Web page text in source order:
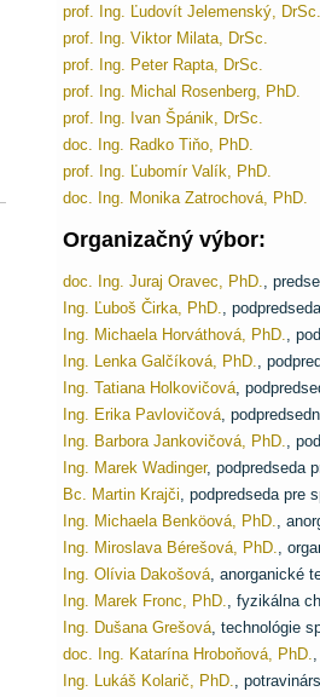
prof. Ing. Ľudovít Jelemenský, DrSc.
prof. Ing. Viktor Milata, DrSc.
prof. Ing. Peter Rapta, DrSc.
prof. Ing. Michal Rosenberg, PhD.
prof. Ing. Ivan Špánik, DrSc.
doc. Ing. Radko Tiňo, PhD.
prof. Ing. Ľubomír Valík, PhD.
doc. Ing. Monika Zatrochová, PhD.
Organizačný výbor:
doc. Ing. Juraj Oravec, PhD.,
Ing. Ľuboš Čirka, PhD.,
Ing. Michaela Horváthová, PhD.,
Ing. Lenka Galčíková, PhD.,
Ing. Tatiana Holkovičová,
Ing. Erika Pavlovičová,
Ing. Barbora Jankovičová, PhD.,
Ing. Marek Wadinger, podpredseda
Bc. Martin Krajči, podpredseda pre
Ing. Michaela Benköová, PhD.,
Ing. Miroslava Bérešová, PhD.,
Ing. Olívia Dakošová, anorganické
Ing. Marek Fronc, PhD., fyzikálna
Ing. Dušana Grešová, technológie
doc. Ing. Katarína Hroboňová, PhD.
Ing. Lukáš Kolarič, PhD.,